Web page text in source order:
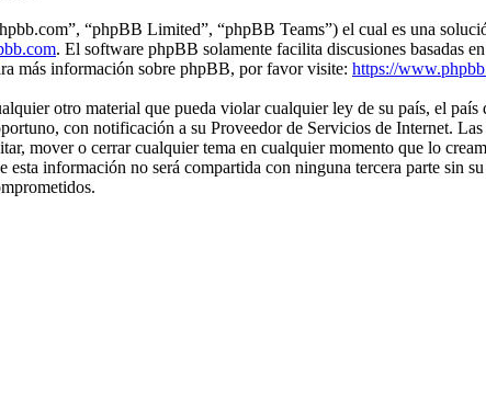
“phpBB Limited”, “phpBB Teams”) el cual es una
. El software phpBB solamente facilita discusiones basadas
más información sobre phpBB, por favor visite: https://
otro material que pueda violar cualquier ley de su país, el país
con notificación a su Proveedor de Servicios de Internet.
mover o cerrar cualquier tema en cualquier momento que lo
información no será compartida con ninguna tercera parte sin